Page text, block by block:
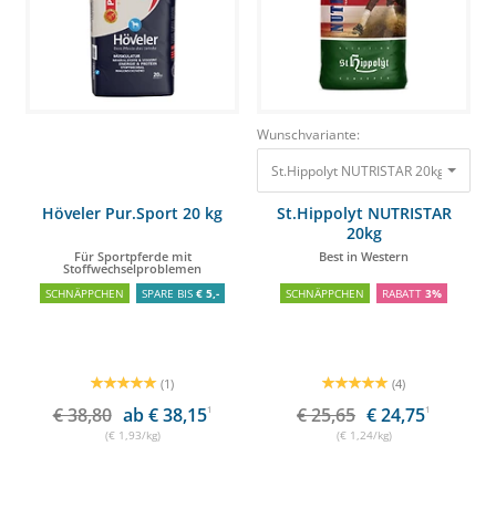
Höveler Pur.Sport 20 kg
Für Sportpferde mit
Stoffwechselproblemen
SCHNÄPPCHEN SPARE BIS € 5,-
(1)
€ 38,80 ab € 38,151
(€ 1,93/kg)
Wunschvariante:
St.Hippolyt NUTRISTAR 20kg Best
St.Hippolyt NUTRISTAR
20kg
Best in Western
SCHNÄPPCHEN RABATT 3%
(4)
€ 25,65 € 24,751
(€ 1,24/kg)